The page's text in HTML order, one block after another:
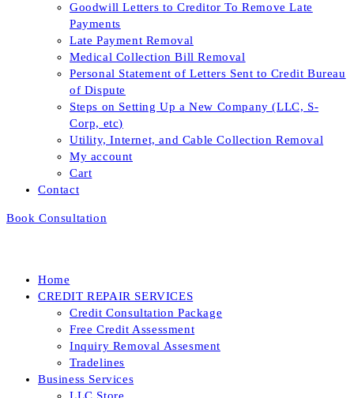
Goodwill Letters to Creditor To Remove Late
Payments
Late Payment Removal
Medical Collection Bill Removal
Personal Statement of Letters Sent to Credit Bureau
of Dispute
Steps on Setting Up a New Company (LLC, S-
Corp, etc)
Utility, Internet, and Cable Collection Removal
My account
Cart
Contact
Book Consultation
Home
CREDIT REPAIR SERVICES
Credit Consultation Package
Free Credit Assessment
Inquiry Removal Assesment
Tradelines
Business Services